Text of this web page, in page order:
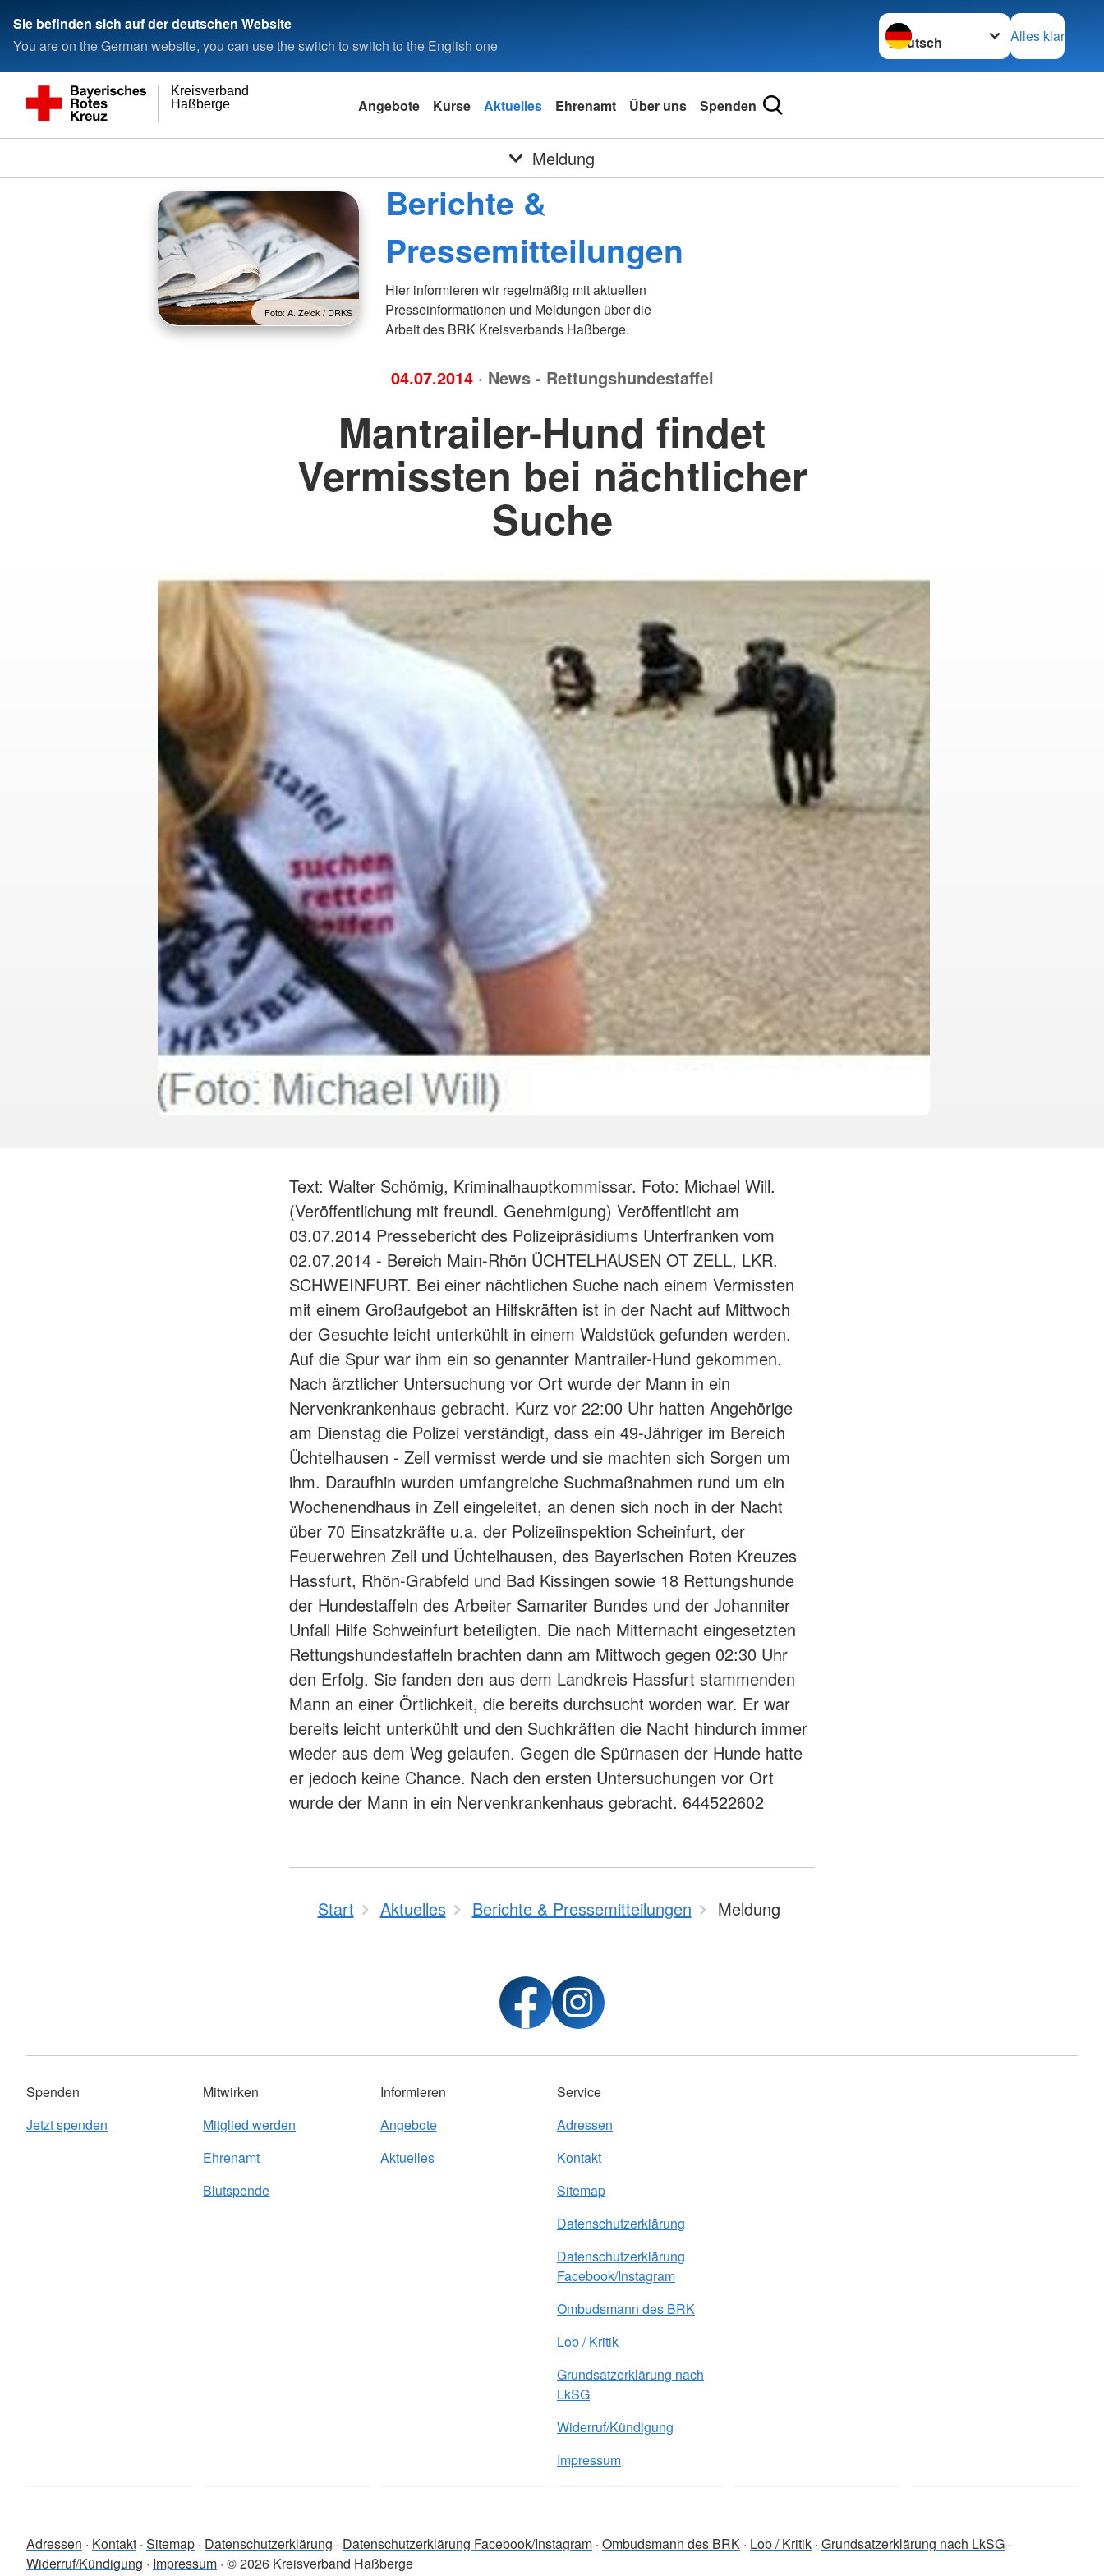
Sie befinden sich auf der deutschen Website
You are on the German website, you can use the switch to switch to the English one
Sprache wechseln zu
Alles klar
Haßberge
Kreisverband
Angebote Kurse Aktuelles Ehrenamt Über uns Spenden
Meldung
Foto: A. Zelck / DRKS
Berichte &
Pressemitteilungen
Hier informieren wir regelmäßig mit aktuellen
Presseinformationen und Meldungen über die
Arbeit des BRK Kreisverbands Haßberge.
04.07.2014 · News - Rettungshundestaffel
Mantrailer-Hund findet
Vermissten bei nächtlicher
Suche
Text: Walter Schömig, Kriminalhauptkommissar. Foto: Michael Will.
(Veröffentlichung mit freundl. Genehmigung) Veröffentlicht am
03.07.2014 Pressebericht des Polizeipräsidiums Unterfranken vom
02.07.2014 - Bereich Main-Rhön ÜCHTELHAUSEN OT ZELL, LKR.
SCHWEINFURT. Bei einer nächtlichen Suche nach einem Vermissten
mit einem Großaufgebot an Hilfskräften ist in der Nacht auf Mittwoch
der Gesuchte leicht unterkühlt in einem Waldstück gefunden werden.
Auf die Spur war ihm ein so genannter Mantrailer-Hund gekommen.
Nach ärztlicher Untersuchung vor Ort wurde der Mann in ein
Nervenkrankenhaus gebracht. Kurz vor 22:00 Uhr hatten Angehörige
am Dienstag die Polizei verständigt, dass ein 49-Jähriger im Bereich
Üchtelhausen - Zell vermisst werde und sie machten sich Sorgen um
ihm. Daraufhin wurden umfangreiche Suchmaßnahmen rund um ein
Wochenendhaus in Zell eingeleitet, an denen sich noch in der Nacht
über 70 Einsatzkräfte u.a. der Polizeiinspektion Scheinfurt, der
Feuerwehren Zell und Üchtelhausen, des Bayerischen Roten Kreuzes
Hassfurt, Rhön-Grabfeld und Bad Kissingen sowie 18 Rettungshunde
der Hundestaffeln des Arbeiter Samariter Bundes und der Johanniter
Unfall Hilfe Schweinfurt beteiligten. Die nach Mitternacht eingesetzten
Rettungshundestaffeln brachten dann am Mittwoch gegen 02:30 Uhr
den Erfolg. Sie fanden den aus dem Landkreis Hassfurt stammenden
Mann an einer Örtlichkeit, die bereits durchsucht worden war. Er war
bereits leicht unterkühlt und den Suchkräften die Nacht hindurch immer
wieder aus dem Weg gelaufen. Gegen die Spürnasen der Hunde hatte
er jedoch keine Chance. Nach den ersten Untersuchungen vor Ort
wurde der Mann in ein Nervenkrankenhaus gebracht. 644522602
Start Aktuelles Berichte & Pressemitteilungen Meldung
Spenden
Jetzt spenden
Mitwirken
Mitglied werden
Ehrenamt
Blutspende
Informieren
Angebote
Aktuelles
Service
Adressen
Kontakt
Sitemap
Datenschutzerklärung
Datenschutzerklärung
Facebook/Instagram
Ombudsmann des BRK
Lob / Kritik
Grundsatzerklärung nach
LkSG
Widerruf/Kündigung
Impressum
Adressen Kontakt Sitemap Datenschutzerklärung Datenschutzerklärung Facebook/Instagram Ombudsmann des BRK Lob / Kritik Grundsatzerklärung nach LkSG
Widerruf/Kündigung
Impressum © 2026 Kreisverband Haßberge